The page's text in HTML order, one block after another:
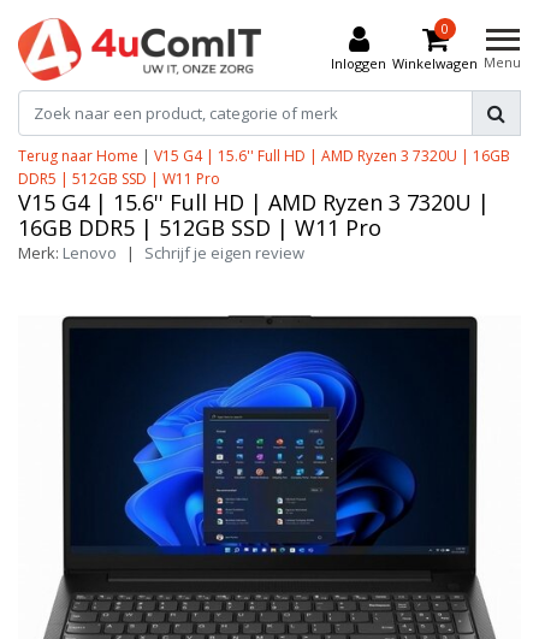
Inloggen
0
Winkelwagen Menu
Terug naar Home | V15 G4 | 15.6'' Full HD | AMD Ryzen 3 7320U | 16GB
DDR5 | 512GB SSD | W11 Pro
V15 G4 | 15.6'' Full HD | AMD Ryzen 3 7320U |
16GB DDR5 | 512GB SSD | W11 Pro
Merk: Lenovo | Schrijf je eigen review